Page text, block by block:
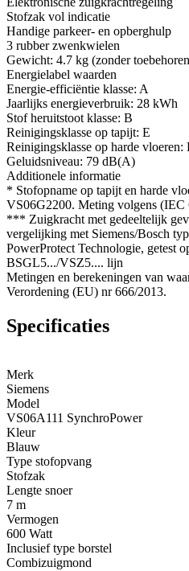
Stofzak vol indicatie
Handige parkeer- en opberghulp
3 rubber zwenkwielen
Gewicht: 4.7 kg (zonder
Energielabel waarden
Energie-efficiëntie klasse: A
Jaarlijks energieverbruik: 28 kWh
Stof heruitstoot klasse: B
Reinigingsklasse op tapijt: E
Reinigingsklasse op harde vloeren:
Geluidsniveau: 79 dB(A)
Additionele informatie
* Stofopname op tapijt en harde
VS06G2200. Meting volgens (IEC
*** Zuigkracht met gedeeltelijk
vergelijking met Siemens/Bosch
PowerProtect Technologie, getest
BSGL5.../VSZ5.... lijn
Metingen en berekeningen van
Verordening (EU) nr 666/2013.
Specificaties
Merk
Siemens
Model
VS06A111 SynchroPower
Kleur
Blauw
Type stofopvang
Stofzak
Lengte snoer
7 m
Vermogen
600 Watt
Inclusief type borstel
Combizuigmond